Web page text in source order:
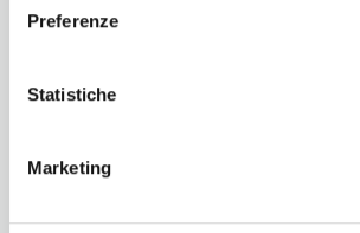
Preferenze
Statistiche
Marketing
Want updates on what to do and see in
Sign up for our newsletter! An
Sign up for our Newsletter!